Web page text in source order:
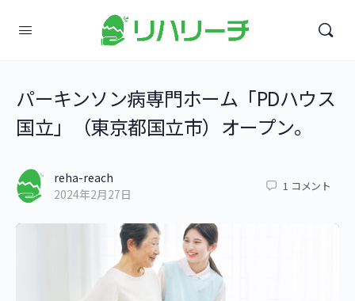
パーキンソン病専⾨ホーム「PDハウス
国立」（東京都国立市）オープン。
reha-reach
2024年2月27日
1 コメント